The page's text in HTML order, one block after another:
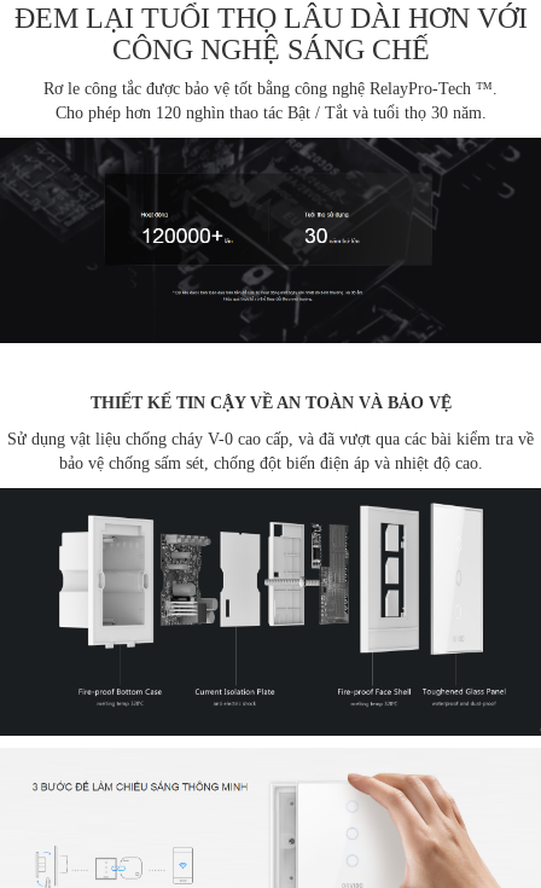
ĐEM LẠI TUỔI THỌ LÂU DÀI HƠN VỚI
CÔNG NGHỆ SÁNG CHẾ
Rơ le công tắc được bảo vệ tốt bằng công nghệ RelayPro-Tech ™.
Cho phép hơn 120 nghìn thao tác Bật / Tắt và tuổi thọ 30 năm.
THIẾT KẾ TIN CẬY VỀ AN TOÀN VÀ BẢO VỆ
Sử dụng vật liệu chống cháy V-0 cao cấp, và đã vượt qua các bài kiểm tra về
bảo vệ chống sấm sét, chống đột biến điện áp và nhiệt độ cao.